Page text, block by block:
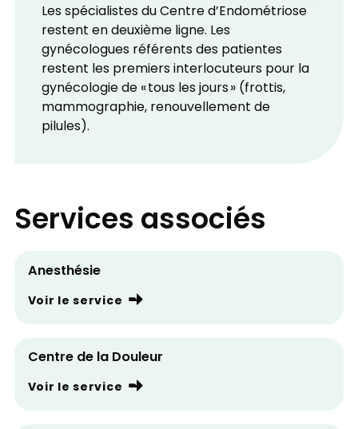
Les spécialistes du Centre d’Endométriose
restent en deuxième ligne. Les
gynécologues référents des patientes
restent les premiers interlocuteurs pour la
gynécologie de « tous les jours » (frottis,
mammographie, renouvellement de
pilules).
Services associés
Anesthésie
Voir le service
Centre de la Douleur
Voir le service